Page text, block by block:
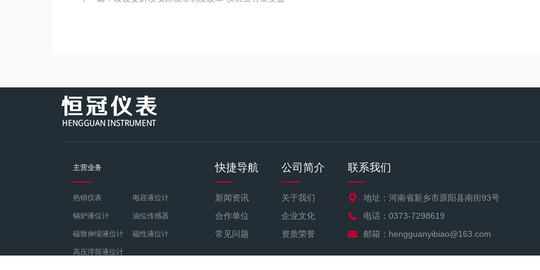
主营业务
热销仪表 电容液位计
锅炉液位计 油位传感器
磁致伸缩液位计 磁性液位计
高压浮筒液位计
快捷导航
新闻资讯
合作单位
常见问题
公司简介
关于我们
企业文化
资质荣誉
联系我们
地址：河南省新乡市原阳县南街93号
电话：0373-7298619
邮箱：hengguanyibiao@163.com